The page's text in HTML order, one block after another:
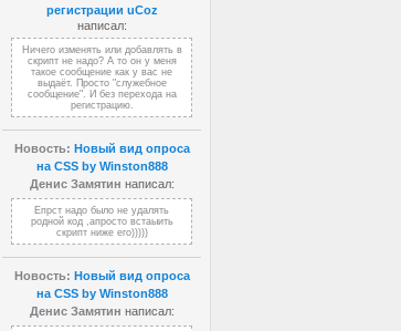
регистрации uCoz
написал:
Ничего изменять или добавлять в
скрипт не надо? А то он у меня
такое сообщение как у вас не
выдаёт. Просто "служебное
сообщение". И без перехода на
регистрацию.
Новость: Новый вид опроса
на CSS by Winston888
Денис Замятин написал:
Епрст надо было не удалять
родной код ,апросто встаыить
скрипт ниже его)))))
Новость: Новый вид опроса
на CSS by Winston888
Денис Замятин написал: